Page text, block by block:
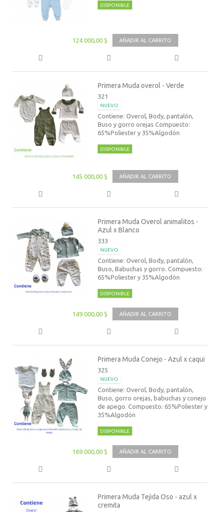
DISPONIBLE
124 000,00 $ AÑADIR AL CARRITO
Primera Muda overol - Verde
321
NUEVO
Contiene: Overol, Body, pantalón,
Buso y gorro orejas Compuesto:
65%Poliester y 35%Algodón
DISPONIBLE
145 000,00 $ AÑADIR AL CARRITO
Primera Muda Overol animalitos -
Azul x Blanco
333
NUEVO
Contiene: Overol, Body, pantalón,
Buso, Babuchas y gorro. Compuesto:
65%Poliester y 35%Algodón
DISPONIBLE
149 000,00 $ AÑADIR AL CARRITO
Primera Muda Conejo - Azul x caqui
325
NUEVO
Contiene: Overol, Body, pantalón,
Buso, gorro orejas, babuchas y conejo
de apego. Compuesto: 65%Poliester y
35%Algodón
DISPONIBLE
169 000,00 $ AÑADIR AL CARRITO
Primera Muda Tejida Oso - azul x
cremita